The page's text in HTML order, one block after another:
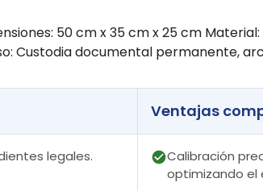
50 cm x 35 cm x 25 cm
Custodia documental permanente,
Ventajas
legales.
Calibración
optimizando el